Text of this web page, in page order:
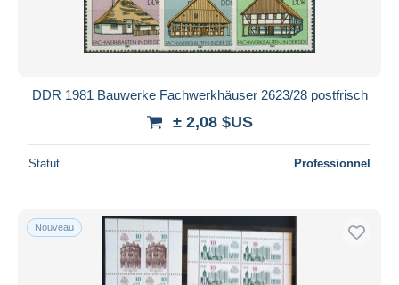
DDR 1981 Bauwerke Fachwerkhäuser 2623/28 postfrisch
± 2,08 $US
Statut Professionnel
Nouveau